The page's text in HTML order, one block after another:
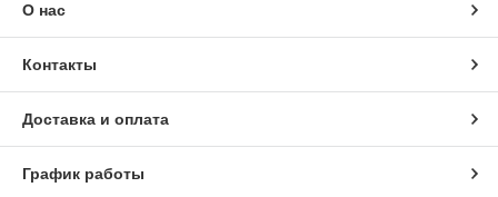
систематически обновляется и дополняется новыми
моделями. При необходимости, наши квалифицированные
специалисты помогут подобрать оптимальное устройство и
принтерами:
Samsung;
О нас
Контакты
Доставка и оплата
График работы